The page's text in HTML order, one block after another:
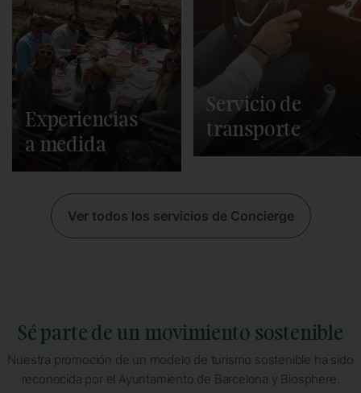
Podemos ofrecerte visitas
personalizadas y entradas para
museos, reservas en los
mejores restaurantes, tickets
para los partidos del FC
Barcelona y ayudarte a
explorar cada rincón de la
ciudad en bus, bicicleta,
segway o, incluso, ¡en
helicóptero!
Experiencias
a medida
Estaremos esperándote a tu
llegada a Barcelona para
acompañarte a tu nuevo hogar.
Servicio de
transporte
Ver todos los servicios de Concierge
Sé parte de un movimiento sostenible
Nuestra promoción de un modelo de turismo sostenible ha sido
reconocida por el Ayuntamiento de Barcelona y Biosphere.